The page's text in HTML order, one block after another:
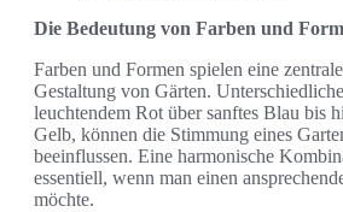
Die Bedeutung von Farben und
Farben und Formen spielen eine
Gestaltung von Gärten.
leuchtendem Rot über sanftes Blau bis
Gelb, können die Stimmung eines
beeinflussen. Eine harmonische
essentiell, wenn man einen
möchte.